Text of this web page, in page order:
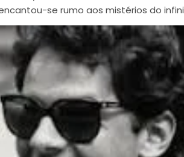
se rumo aos mistérios do